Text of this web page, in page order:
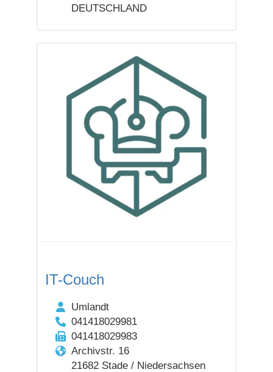
DEUTSCHLAND
IT-Couch
Umlandt
041418029981
041418029983
Archivstr. 16
21682 Stade / Niedersachsen